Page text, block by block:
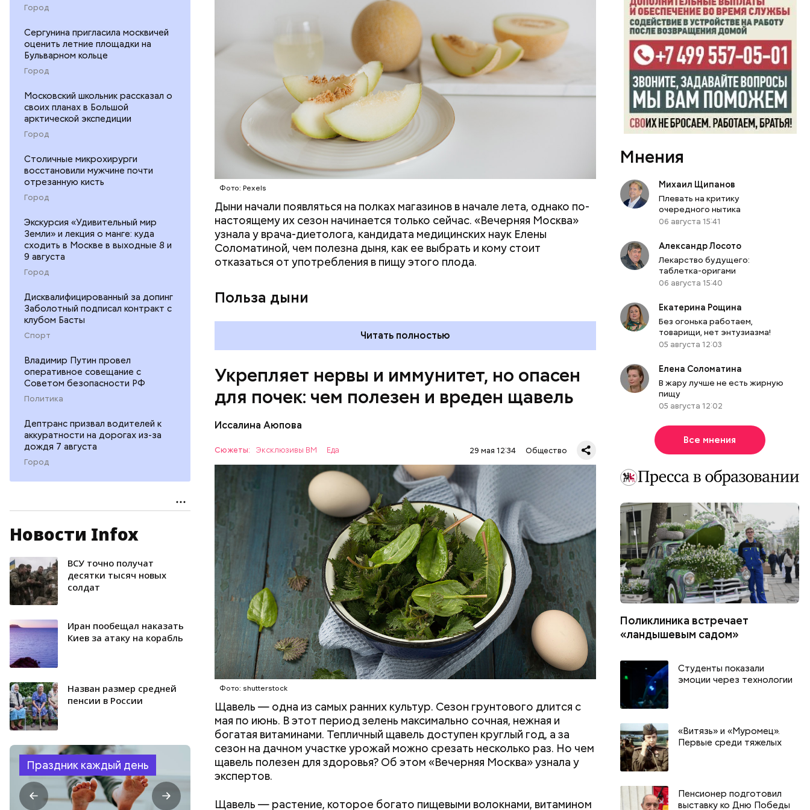
Город
Сергунина пригласила москвичей
оценить летние площадки на
Бульварном кольце
Город
Московский школьник рассказал о
своих планах в Большой
арктической экспедиции
Город
Столичные микрохирурги
восстановили мужчине почти
отрезанную кисть
Город
Экскурсия «Удивительный мир
Земли» и лекция о манге: куда
сходить в Москве в выходные 8 и
9 августа
Город
Дисквалифицированный за допинг
Заболотный подписал контракт с
клубом Басты
Спорт
Владимир Путин провел
оперативное совещание с
Советом безопасности РФ
Политика
Дептранс призвал водителей к
аккуратности на дорогах из-за
дождя 7 августа
Город
Новости Infox
ВСУ точно получат
десятки тысяч новых
солдат
Иран пообещал наказать
Киев за атаку на корабль
Назван размер средней
пенсии в России
Праздник каждый день
Фото: Pexels
Дыни начали появляться на полках магазинов в начале лета, однако по-
настоящему их сезон начинается только сейчас. «Вечерняя Москва»
узнала у врача-диетолога, кандидата медицинских наук Елены
Соломатиной, чем полезна дыня, как ее выбрать и кому стоит
отказаться от употребления в пищу этого плода.
Польза дыни
Читать полностью
Укрепляет нервы и иммунитет, но опасен
для почек: чем полезен и вреден щавель
Иссалина Аюпова
Сюжеты: Эксклюзивы ВМ Еда 29 мая 12:34 Общество
Фото: shutterstock
Щавель — одна из самых ранних культур. Сезон грунтового длится с
мая по июнь. В этот период зелень максимально сочная, нежная и
богатая витаминами. Тепличный щавель доступен круглый год, а за
сезон на дачном участке урожай можно срезать несколько раз. Но чем
щавель полезен для здоровья? Об этом «Вечерняя Москва» узнала у
экспертов.
Щавель — растение, которое богато пищевыми волокнами, витамином
Опасность же щавеля состоит в том, что он содержит большое
количество щавелевой кислоты, которая может способствовать
образованию камней в почках, объяснила диетолог.
— Если человек уже болеет мочекаменной болезнью, щавель ему не
рекомендуется. При артрите, гастрите, холецистите, синдроме
раздраженного кишечника, язвах и панкреатите продукт тоже лучше
исключить из рациона, — предупредила врач. — Он может привести к
повышению кислотности желудка и раздражать слизистые оболочки.
ЗДОРОВЬЕ ВРАЧИ РАСТЕНИЯ ПРОДУКТЫ
Мнения
Михаил Щипанов
Плевать на критику
очередного нытика
06 августа 15:41
Александр Лосото
Лекарство будущего:
таблетка-оригами
06 августа 15:40
Екатерина Рощина
Без огонька работаем,
товарищи, нет энтузиазма!
05 августа 12:03
Елена Соломатина
В жару лучше не есть жирную
пищу
05 августа 12:02
Все мнения
Поликлиника встречает
«ландышевым садом»
Студенты показали
эмоции через технологии
«Витязь» и «Муромец».
Первые среди тяжелых
Пенсионер подготовил
выставку ко Дню Победы